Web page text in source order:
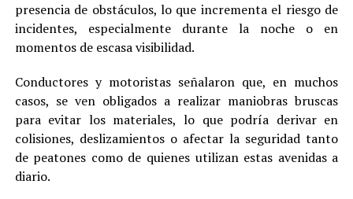
presencia de obstáculos, lo que incrementa el riesgo de
incidentes, especialmente durante la noche o en
momentos de escasa visibilidad.
Conductores y motoristas señalaron que, en muchos
casos, se ven obligados a realizar maniobras bruscas
para evitar los materiales, lo que podría derivar en
colisiones, deslizamientos o afectar la seguridad tanto
de peatones como de quienes utilizan estas avenidas a
diario.